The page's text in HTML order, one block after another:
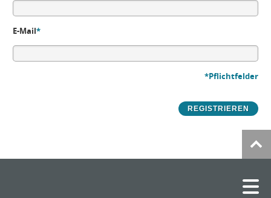
E-Mail*
*Pflichtfelder